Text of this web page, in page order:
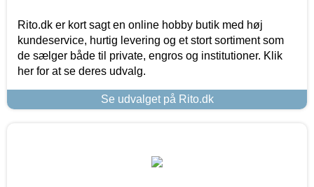
Rito.dk er kort sagt en online hobby butik med høj
kundeservice, hurtig levering og et stort sortiment som
de sælger både til private, engros og institutioner. Klik
her for at se deres udvalg.
Se udvalget på Rito.dk